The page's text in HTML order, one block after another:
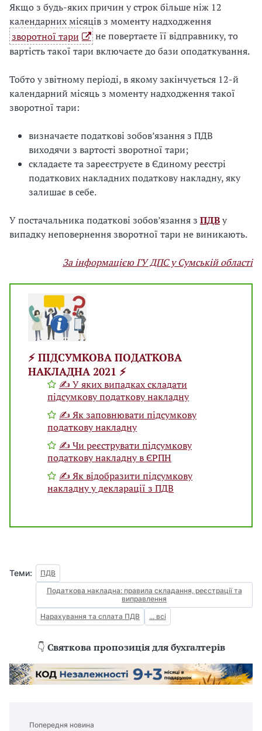
Якщо з будь-яких причин у строк більше ніж 12
календарних місяців з моменту надходження
зворотної тари
не повертаєте її відправнику, то
вартість такої тари включаєте до бази оподаткування.
Тобто у звітному періоді, в якому закінчується 12-й
календарний місяць з моменту надходження такої
зворотної тари:
визначаєте податкові зобов’язання з ПДВ
виходячи з вартості зворотної тари;
складаєте та зареєструєте в Єдиному реєстрі
податкових накладних податкову накладну, яку
залишає в себе.
У постачальника податкові зобов’язання з ПДВу
випадку неповернення зворотної тари не виникають.
За інформацією ГУ ДПС у Сумській області
⚡️ ПІДСУМКОВА ПОДАТКОВА
НАКЛАДНА 2021 ⚡️
✍ У яких випадках складати
підсумкову податкову накладну
✍ Як заповнювати підсумкову
податкову накладну
✍ Чи реєструвати підсумкову
податкову накладну в ЄРПН
✍ Як відобразити підсумкову
накладну у декларації з ПДВ
Теми:
ПДВ
Податкова накладна: правила складання, реєстрації та
виправлення
Нарахування та сплата ПДВ
... всі
👇 Святкова пропозиція для бухгалтерів
Попередня новина